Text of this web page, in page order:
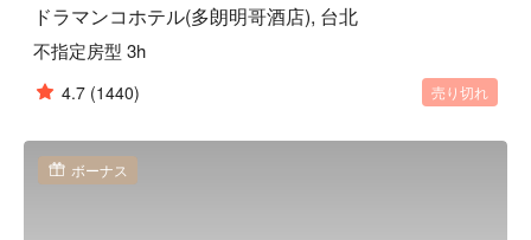
ドラマンコホテル(多朗明哥酒店), 台北
不指定房型 3h
4.7 (1440) 売り切れ
ボーナス